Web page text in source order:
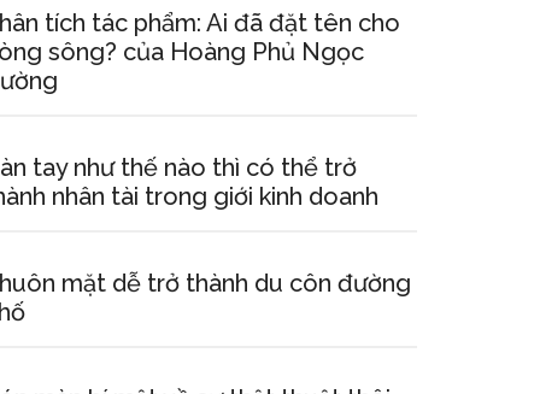
tích tác phẩm: Ai đã đặt tên cho
sông? của Hoàng Phủ Ngọc
tay như thế nào thì có thể trở
nhân tài trong giới kinh doanh
mặt dễ trở thành du côn đường